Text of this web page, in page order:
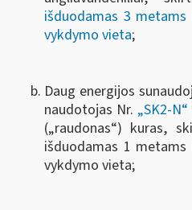
išduodamas 3
vykdymo vieta;
Daug energijos
naudotojas Nr. „SK2-N“
(„raudonas“) kuras,
išduodamas 1
vykdymo vieta;